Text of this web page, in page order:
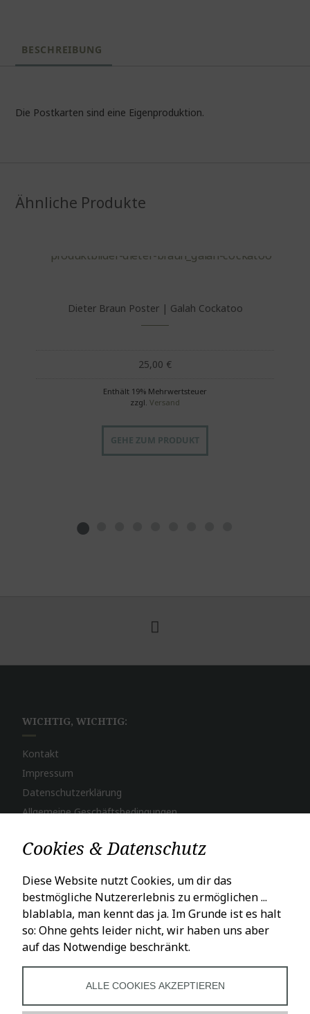
BESCHREIBUNG
Die Postkarten sind eine Eigenproduktion.
Ähnliche Produkte
Dieter Braun Poster | Galah Cockatoo
25,00 €
Enthält 19% Mehrwertsteuer
zzgl.Versand
GEHE ZUM PRODUKT
WICHTIG, WICHTIG:
Kontakt
Impressum
Datenschutzerklärung
Allgemeine Geschäftsbedingungen
Bestellvorgang
LADENÖFFNUNGSZEITEN
Mo – Fr: 10 – 18 Uhr
Sa: 10 – 16 Uhr
Cookies & Datenschutz
Diese Website nutzt Cookies, um dir das
bestmögliche Nutzererlebnis zu ermöglichen ...
blablabla, man kennt das ja. Im Grunde ist es halt
so: Ohne gehts leider nicht, wir haben uns aber
auf das Notwendige beschränkt.
ALLE COOKIES AKZEPTIEREN